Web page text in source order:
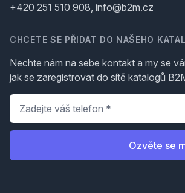
+420 251 510 908, info@b2m.cz
CHCETE SE PŘIDAT DO NAŠEHO
Nechte nám na sebe kontakt a my se
jak se zaregistrovat do sítě katalogů
Telefon
Ozvěte se